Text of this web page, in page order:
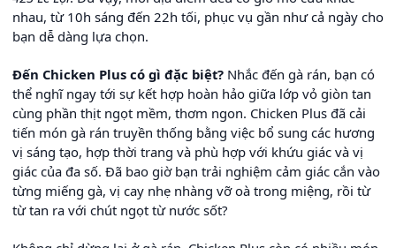
nhau, từ 10h sáng đến 22h tối, phục vụ gần như cả ngày cho
bạn dễ dàng lựa chọn.
Đến Chicken Plus có gì đặc biệt? Nhắc đến gà rán, bạn có
thể nghĩ ngay tới sự kết hợp hoàn hảo giữa lớp vỏ giòn tan
cùng phần thịt ngọt mềm, thơm ngon. Chicken Plus đã cải
tiến món gà rán truyền thống bằng việc bổ sung các hương
vị sáng tạo, hợp thời trang và phù hợp với khứu giác và vị
giác của đa số. Đã bao giờ bạn trải nghiệm cảm giác cắn vào
từng miếng gà, vị cay nhẹ nhàng vỡ oà trong miệng, rồi từ
từ tan ra với chút ngọt từ nước sốt?